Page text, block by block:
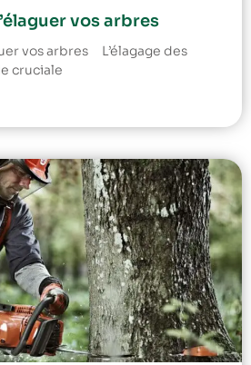
vos arbres
vos arbres L’élagage des
cruciale